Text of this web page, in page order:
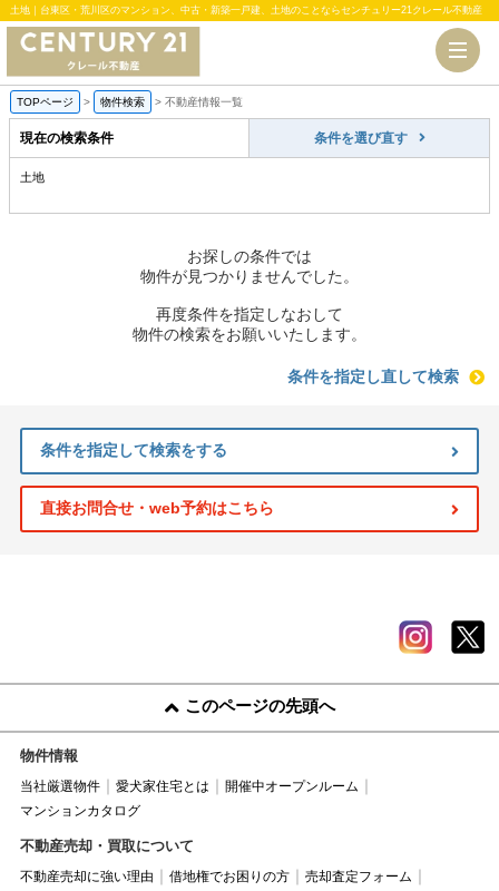
土地｜台東区・荒川区のマンション、中古・新築一戸建、土地のことならセンチュリー21クレール不動産
TOPページ > 物件検索 > 不動産情報一覧
現在の検索条件 条件を選び直す
土地
お探しの条件では
物件が見つかりませんでした。
再度条件を指定しなおして
物件の検索をお願いいたします。
条件を指定し直して検索
条件を指定して検索をする
直接お問合せ・web予約はこちら
このページの先頭へ
物件情報
当社厳選物件 愛犬家住宅とは
開催中オープンルーム
マンションカタログ
不動産売却・買取について
不動産売却に強い理由 借地権でお困りの方
売却査定フォーム